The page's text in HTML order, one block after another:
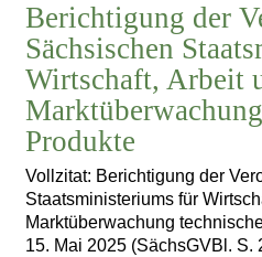
Berichtigung der
Sächsischen
Wirtschaft, Arbeit
Produkte
Vollzitat: Berichtigung der
Staatsministeriums für
Marktüberwachung
15. Mai 2025 (SächsGVBl. S.